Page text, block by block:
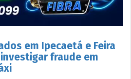
em Ipecaetá e Feira
fraude em